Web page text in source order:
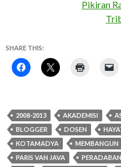
Pikiran
SHARE THIS:
2008-2013 AKADEMISI
BLOGGER
DOSEN
KOTAMADYA
MEMBANGUN
PARIS VAN JAVA